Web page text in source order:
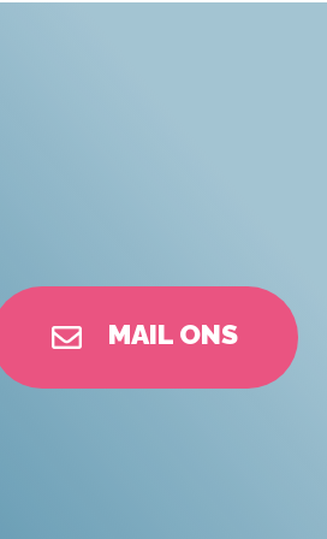
MAIL ONS